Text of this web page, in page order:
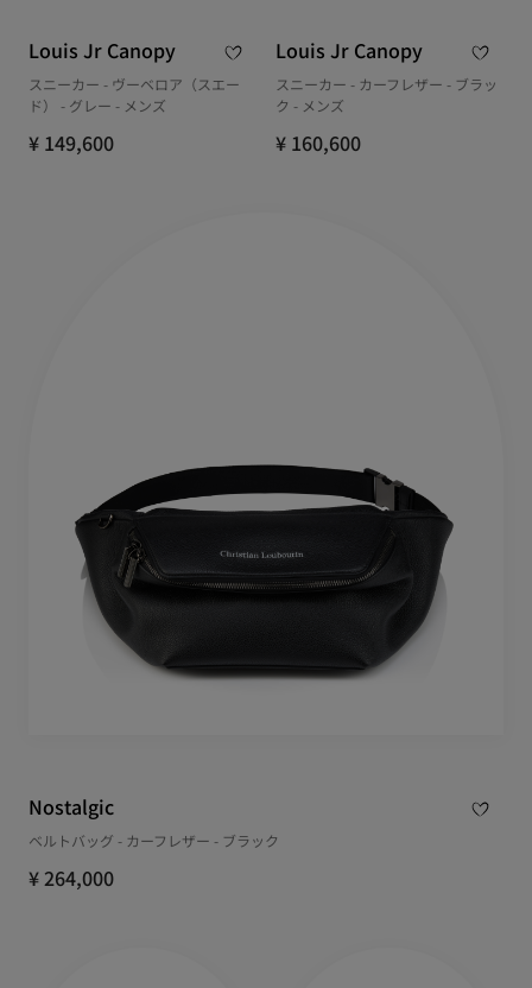
Louis Jr Canopy
スニーカー - ヴーベロア（スエー
ド） - グレー - メンズ
¥ 149,600
Louis Jr Canopy
スニーカー - カーフレザー - ブラッ
ク - メンズ
¥ 160,600
Nostalgic
ベルトバッグ - カーフレザー - ブラック
¥ 264,000